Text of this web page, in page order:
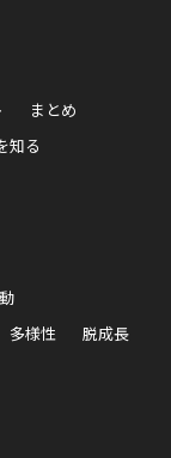
まとめ
知る
多様性 脱成長